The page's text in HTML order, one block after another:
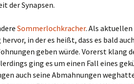
der Synapsen.
Sommerlochkracher. Als
in der es heißt, dass es bald
geben würde. Vorerst klang
ging es um einen Fall eines
auch seine Abmahnungen